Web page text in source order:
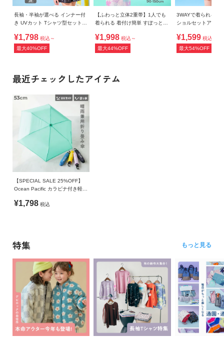
長袖・半袖が選べる インナー付
き UVカット Tシャツ型セットア
¥1,798 税込～
最大40%OFF
【ふわっと立体2重帯】1人でも
着られる 着付け簡単 すぽっと
¥1,998 税込～
最大44%OFF
3WAYで着られる
ショルセットアップ
¥1,599 税込～
最大54%OFF
最近チェックしたアイテム
【SPECIAL SALE 25%OFF】
Ocean Pacific カラビナ付き軽量
¥1,798 税込
特集 もっと見る